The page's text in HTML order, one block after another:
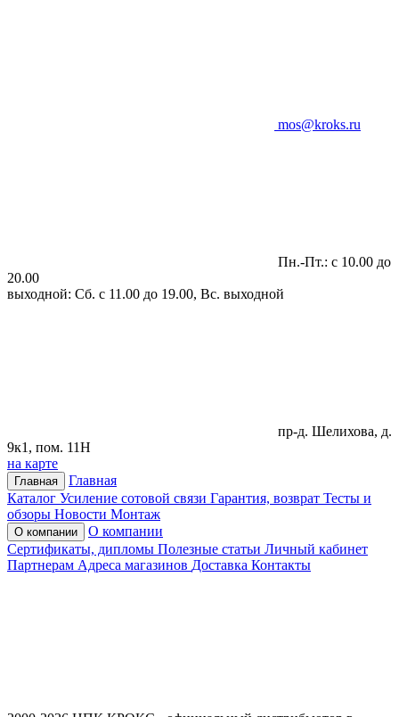
mos@kroks.ru
Пн.-Пт.: с 10.00 до
20.00
выходной: Сб. с 11.00 до 19.00, Вс. выходной
пр-д. Шелихова, д.
9к1, пом. 11Н
на карте
Главная
Главная
Каталог Усиление сотовой связи Гарантия, возврат Тесты и
обзоры Новости Монтаж
О компании
О компании
Сертификаты, дипломы Полезные статьи Личный кабинет
Партнерам Адреса магазинов Доставка Контакты